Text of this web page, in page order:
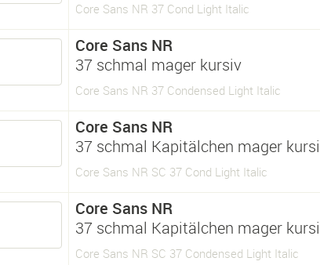
Core Sans NR 37 Cond Light Italic
Core Sans NR
37 schmal mager kursiv
Core Sans NR 37 Condensed Light Italic
Core Sans NR
37 schmal Kapitälchen mager
Core Sans NR SC 37 Cond Light Italic
Core Sans NR
37 schmal Kapitälchen mager
Core Sans NR SC 37 Condensed Light Italic